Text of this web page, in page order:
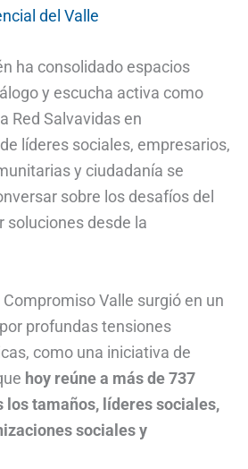
del Valle
ha consolidado espacios
y escucha activa como
Red Salvavidas en
líderes sociales, empresarios,
y ciudadanía se
sobre los desafíos del
soluciones desde la
Valle surgió en un
profundas tensiones
como una iniciativa de
hoy reúne a más de 737
los tamaños, líderes sociales,
sociales y